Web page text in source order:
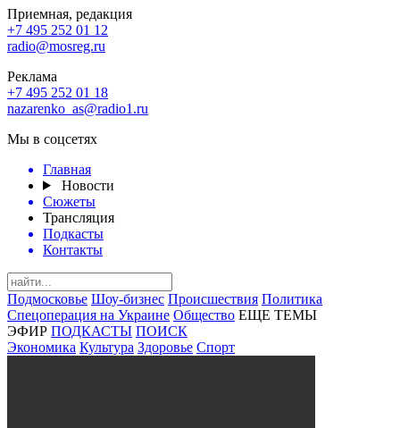
Приемная, редакция
+7 495 252 01 12
radio@mosreg.ru
Реклама
+7 495 252 01 18
nazarenko_as@radio1.ru
Мы в соцсетях
Главная
Новости
Сюжеты
Трансляция
Подкасты
Контакты
Подмосковье Шоу-бизнес Происшествия Политика
Спецоперация на Украине Общество ЕЩЕ ТЕМЫ
ЭФИР ПОДКАСТЫ ПОИСК
Экономика Культура Здоровье Спорт